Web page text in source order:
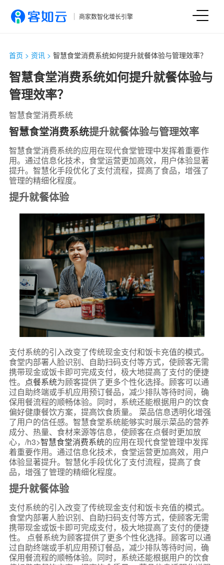
商家数智化增长引擎
首页 > 资讯> 智慧食堂消费系统如何提升就餐体验与管理效率？
智慧食堂消费系统如何提升就餐体验与
管理效率？
智慧食堂消费系统
智慧食堂消费系统提升就餐体验与管理效率
智慧食堂消费系统的应用在现代食堂管理中发挥着重要作
用。通过信息化技术，食堂运营更加高效，用户体验显著
提升。智慧化手段优化了支付流程，提高了食品，增强了
管理的精细化程度。
提升就餐体验
支付系统的引入改变了传统现金支付和饭卡充值的模式。
食堂内部署人脸识别、自助扫码支付等方式，使顾客无需
携带现金或饭卡即可完成支付，极大地提高了支付的便捷
性。 点餐系统为顾客提供了更多个性化选择。顾客可以通
过自助终端或手机应用预订餐品，减少排队等待时间，确
保用餐流程的顺畅体验。同时，系统还能根据用户的饮食
偏好健康餐饮方案，提高饮食质量。 菜品信息透明化增强
了用户的信任感。智慧食堂系统能够实时展示菜品的营养
成分、热量、食材来源等信息，使顾客在点餐时更加放
心，/h3>智慧食堂消费系统的应用在现代食堂管理中发挥
着重要作用。通过信息化技术，食堂运营更加高效，用户
体验显著提升。智慧化手段优化了支付流程，提高了食
品，增强了管理的精细化程度。
提升就餐体验
支付系统的引入改变了传统现金支付和饭卡充值的模式。
食堂内部署人脸识别、自助扫码支付等方式，使顾客无需
携带现金或饭卡即可完成支付，极大地提高了支付的便捷
性。 点餐系统为顾客提供了更多个性化选择。顾客可以通
过自助终端或手机应用预订餐品，减少排队等待时间，确
保用餐流程的顺畅体验。同时，系统还能根据用户的饮食